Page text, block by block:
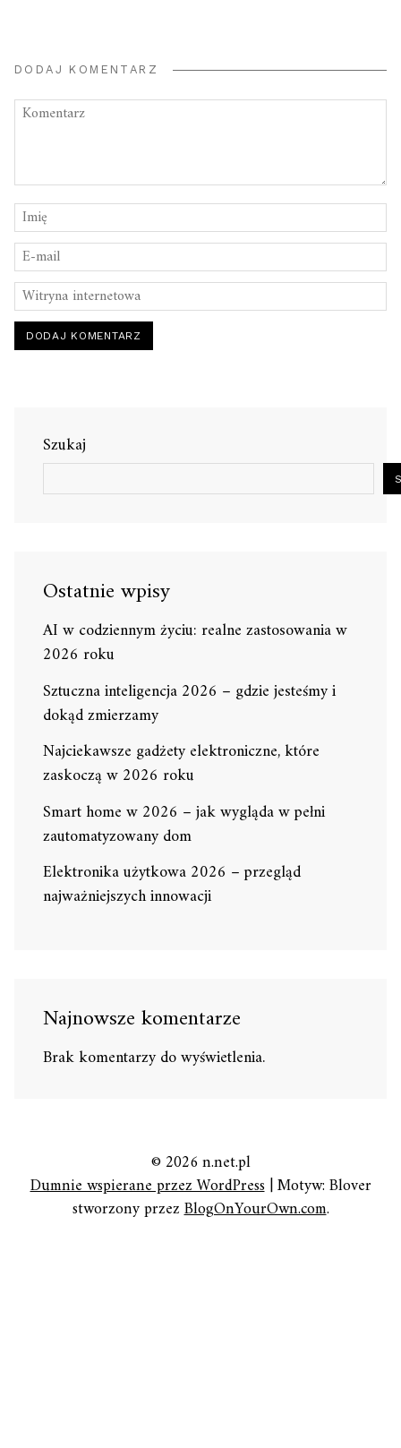
DODAJ KOMENTARZ
Szukaj
Ostatnie wpisy
AI w codziennym życiu: realne zastosowania w
2026 roku
Sztuczna inteligencja 2026 – gdzie jesteśmy i
dokąd zmierzamy
Najciekawsze gadżety elektroniczne, które
zaskoczą w 2026 roku
Smart home w 2026 – jak wygląda w pełni
zautomatyzowany dom
Elektronika użytkowa 2026 – przegląd
najważniejszych innowacji
Najnowsze komentarze
Brak komentarzy do wyświetlenia.
© 2026 n.net.pl
Dumnie wspierane przez WordPress|Motyw: Blover
stworzony przezBlogOnYourOwn.com.